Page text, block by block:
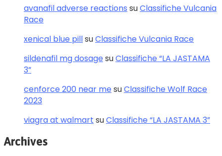
avanafil adverse reactions suClassifiche Vulcania
Race
xenical blue pillsuClassifiche Vulcania Race
sildenafil mg dosagesuClassifiche “LA JASTAMA
3”
cenforce 200 near mesuClassifiche Wolf Race
2023
viagra at walmart suClassifiche “LA JASTAMA 3”
Archives